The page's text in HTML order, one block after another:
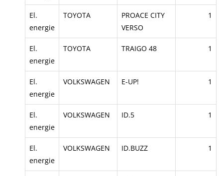
El.
energie
TOYOTA
PROACE CITY
VERSO
1
El.
energie
TOYOTA TRAIGO 48 1
El.
energie
VOLKSWAGEN E-UP! 1
El.
energie
VOLKSWAGEN ID.5 1
El.
energie
VOLKSWAGEN ID.BUZZ 1